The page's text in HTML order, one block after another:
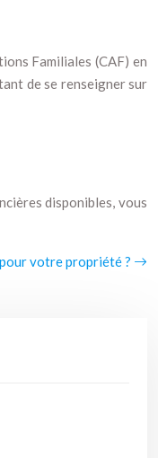
Familiales (CAF) en
de se renseigner sur
disponibles, vous
votre propriété ?